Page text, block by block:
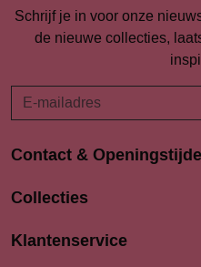
Schrijf je in voor onze
de nieuwe collecties,
Contact &
Langestraat 94-96
033 4690704
Collecties
Klantenservice